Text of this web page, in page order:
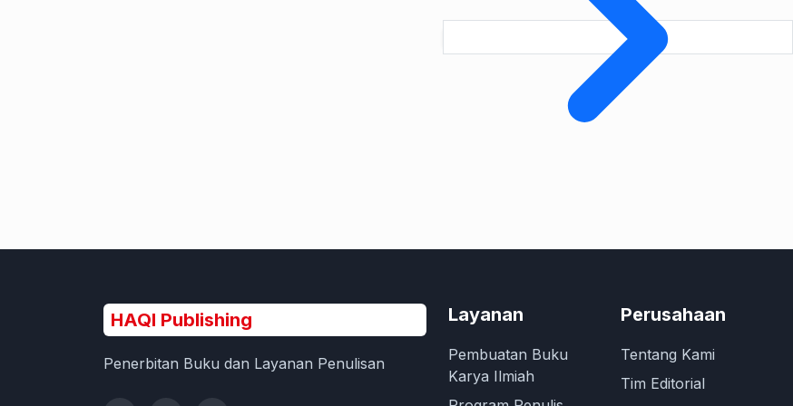
HAQI Publishing
Penerbitan Buku dan Layanan Penulisan
Layanan
Pembuatan Buku
Karya Ilmiah
Perusahaan
Tentang Kami
Tim Editorial